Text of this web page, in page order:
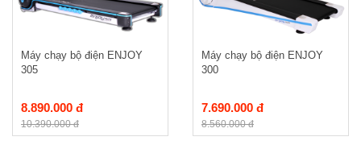
Máy chạy bộ điện ENJOY
305
8.890.000 đ
10.390.000 đ
Máy chạy bộ điện ENJOY
300
7.690.000 đ
8.560.000 đ